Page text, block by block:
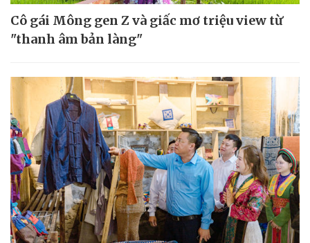
Cô gái Mông gen Z và giấc mơ triệu view từ
"thanh âm bản làng"